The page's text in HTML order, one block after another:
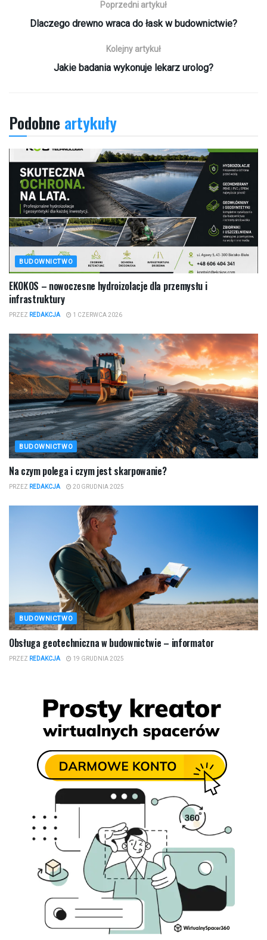
Poprzedni artykuł
Dlaczego drewno wraca do łask w budownictwie?
Kolejny artykuł
Jakie badania wykonuje lekarz urolog?
Podobne artykuły
BUDOWNICTWO
EKOKOS – nowoczesne hydroizolacje dla przemysłu i
infrastruktury
PRZEZ REDAKCJA 1 CZERWCA 2026
BUDOWNICTWO
​Na czym polega i czym jest skarpowanie?
PRZEZ REDAKCJA 20 GRUDNIA 2025
BUDOWNICTWO
​Obsługa geotechniczna w budownictwie – informator
PRZEZ REDAKCJA 19 GRUDNIA 2025